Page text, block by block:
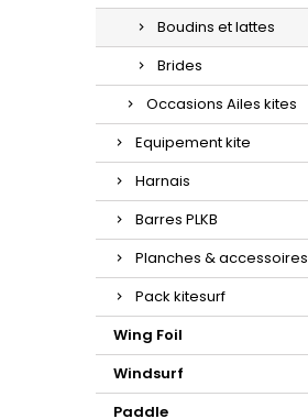
Boudins et lattes
Brides
Occasions Ailes kites
Equipement kite
Harnais
Barres PLKB
Planches & accessoires
Pack kitesurf
Wing Foil
Windsurf
Paddle